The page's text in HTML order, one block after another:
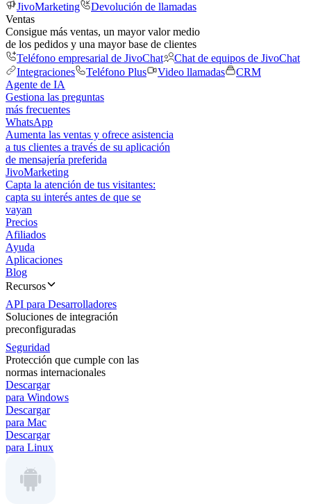
JivoMarketing
Devolución de llamadas
Ventas
Consigue más ventas, un mayor valor medio
de los pedidos y una mayor base de clientes
Teléfono empresarial de JivoChat
Chat de equipos de JivoChat
Integraciones
Teléfono Plus Video llamadas
CRM
Agente de IA
Gestiona las preguntas
más frecuentes
WhatsApp
Aumenta las ventas y ofrece asistencia
a tus clientes a través de su aplicación
de mensajería preferida
JivoMarketing
Capta la atención de tus visitantes:
capta su interés antes de que se
vayan
Precios
Afiliados
Ayuda
Aplicaciones
Blog
Recursos
API para Desarrolladores
Soluciones de integración
preconfiguradas
Seguridad
Protección que cumple con las
normas internacionales
Descargar
para Windows
Descargar
para Mac
Descargar
para Linux